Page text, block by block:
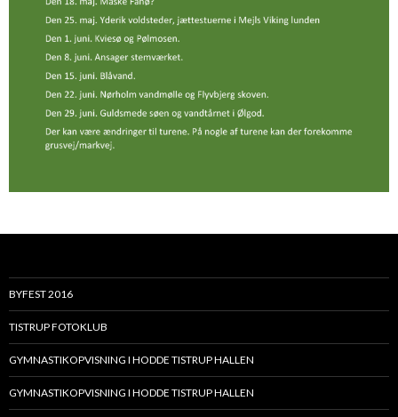
BYFEST 2016
TISTRUP FOTOKLUB
GYMNASTIKOPVISNING I HODDE TISTRUP HALLEN
GYMNASTIKOPVISNING I HODDE TISTRUP HALLEN